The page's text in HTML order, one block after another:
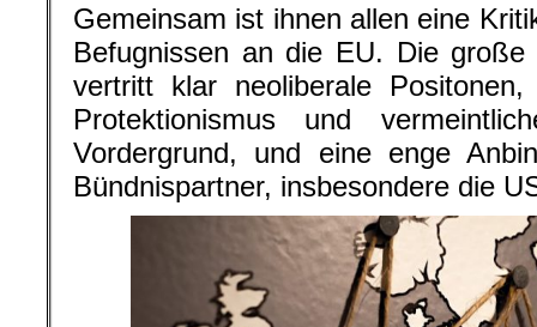
Gemeinsam ist ihnen allen eine
Befugnissen an die EU. Die große
vertritt klar neoliberale
Protektionismus und
Vordergrund, und eine enge
Bündnispartner, insbesondere die